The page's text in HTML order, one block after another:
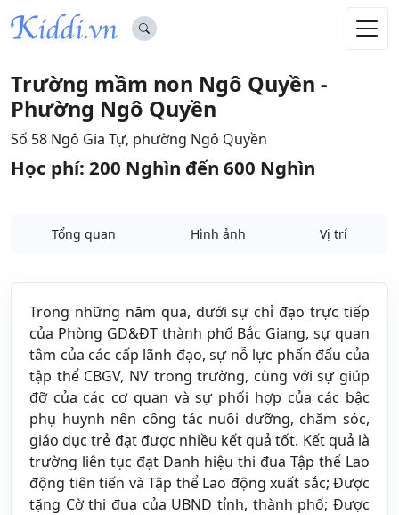
Trường mầm non Ngô Quyền -
Phường Ngô Quyền
Số 58 Ngô Gia Tự, phường Ngô Quyền
Học phí: 200 Nghìn đến 600 Nghìn
Tổng quan Hình ảnh Vị trí
Trong những năm qua, dưới sự chỉ đạo trực tiếp
của Phòng GD&ĐT thành phố Bắc Giang, sự quan
tâm của các cấp lãnh đạo, sự nỗ lực phấn đấu của
tập thể CBGV, NV trong trường, cùng với sự giúp
đỡ của các cơ quan và sự phối hợp của các bậc
phụ huynh nên công tác nuôi dưỡng, chăm sóc,
giáo dục trẻ đạt được nhiều kết quả tốt. Kết quả là
trường liên tục đạt Danh hiệu thi đua Tập thể Lao
động tiên tiến và Tập thể Lao động xuất sắc; Được
tặng Cờ thi đua của UBND tỉnh, thành phố; Được